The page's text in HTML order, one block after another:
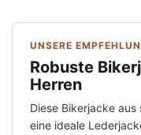
UNSERE
Robuste
Herren
Diese Bikerjacke
eine ideale